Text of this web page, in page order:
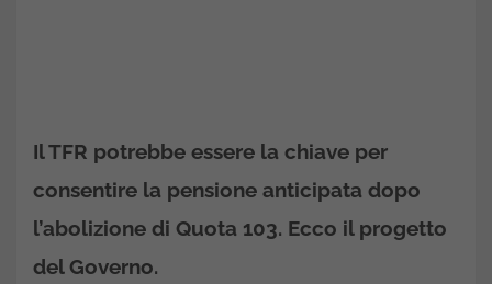
Il TFR potrebbe essere la chiave per
consentire la pensione anticipata dopo
l’abolizione di Quota 103. Ecco il progetto
del Governo.